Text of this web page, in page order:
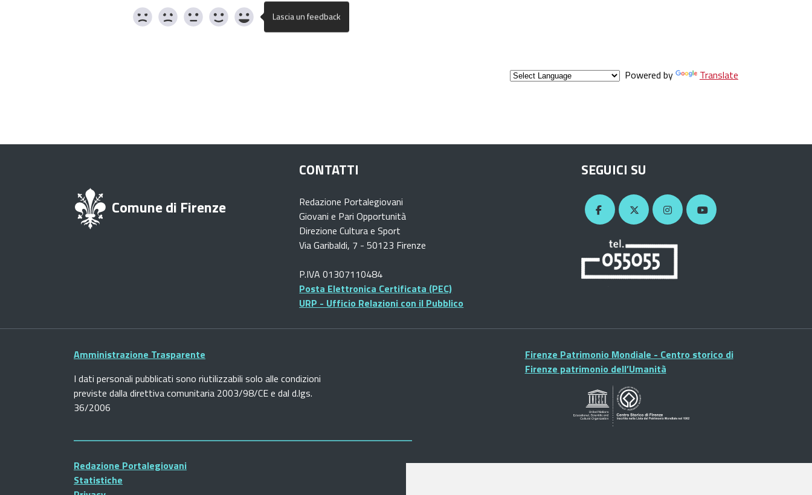
Powered by Translate
Comune di Firenze
CONTATTI
Redazione Portalegiovani
Giovani e Pari Opportunità
Direzione Cultura e Sport
Via Garibaldi, 7 - 50123 Firenze
P.IVA 01307110484
Posta Elettronica Certificata (PEC)
URP - Ufficio Relazioni con il Pubblico
SEGUICI SU
Amministrazione Trasparente
I dati personali pubblicati sono riutilizzabili solo alle condizioni
previste dalla direttiva comunitaria 2003/98/CE e dal d.lgs.
36/2006
Firenze Patrimonio Mondiale - Centro storico di
Firenze patrimonio dell’Umanità
Redazione Portalegiovani
Statistiche